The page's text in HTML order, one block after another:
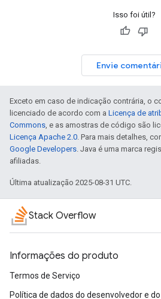
Isso foi útil?
Envie
Exceto em caso de indicação contrária, o
licenciado de acordo com a Licença de
Commons, e as amostras de código são
Licença Apache 2.0. Para mais detalhes,
Google Developers. Java é uma marca
afiliadas.
Última atualização 2025-08-31 UTC.
Stack Overflow
Informações do produto
Termos de Serviço
Política de dados do desenvolvedor e